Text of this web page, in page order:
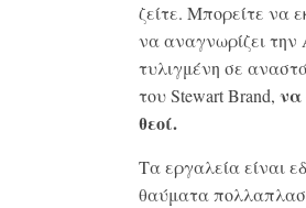
ζείτε. Μπορείτε να
να αναγνωρίζει την
τυλιγμένη σε
του Stewart Brand, να
θεοί.
Τα εργαλεία είναι
θαύματα